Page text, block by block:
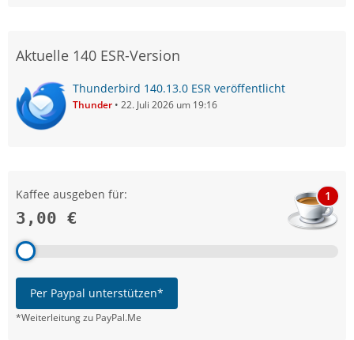
Aktuelle 140 ESR-Version
Thunderbird 140.13.0 ESR veröffentlicht
Thunder 22. Juli 2026 um 19:16
Kaffee ausgeben für:
3,00 €
1
Per Paypal unterstützen*
*Weiterleitung zu PayPal.Me